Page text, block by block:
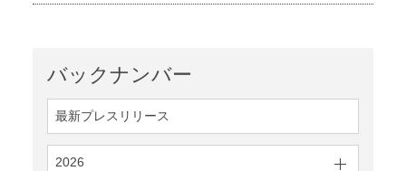
バックナンバー
最新プレスリリース
2026